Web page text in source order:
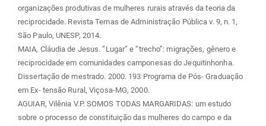
organizações produtivas de mulheres rurais através da teoria da
reciprocidade. Revista Temas de Administração Pública v. 9, n. 1,
São Paulo, UNESP, 2014.
MAIA, Cláudia de Jesus. “Lugar” e “trecho”: migrações, gênero e
reciprocidade em comunidades camponesas do Jequitinhonha.
Dissertação de mestrado. 2000. 193 Programa de Pós- Graduação
em Ex- tensão Rural, Viçosa-MG, 2000.
AGUIAR, Vilênia V.P. SOMOS TODAS MARGARIDAS: um estudo
sobre o processo de constituição das mulheres do campo e da